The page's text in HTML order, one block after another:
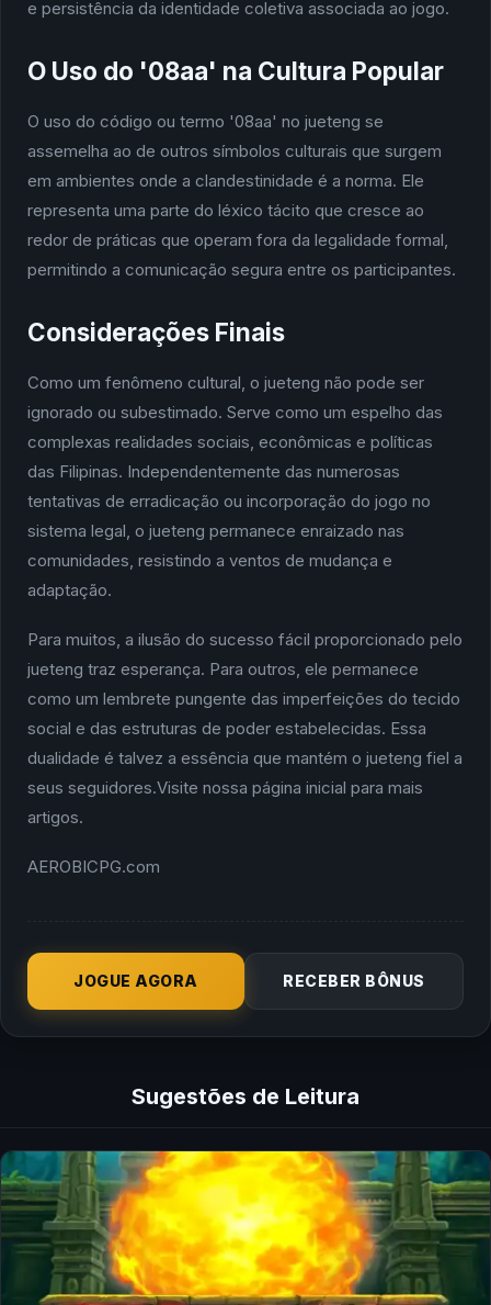
e persistência da identidade coletiva associada ao jogo.
O Uso do '08aa' na Cultura Popular
O uso do código ou termo '08aa' no jueteng se
assemelha ao de outros símbolos culturais que surgem
em ambientes onde a clandestinidade é a norma. Ele
representa uma parte do léxico tácito que cresce ao
redor de práticas que operam fora da legalidade formal,
permitindo a comunicação segura entre os participantes.
Considerações Finais
Como um fenômeno cultural, o jueteng não pode ser
ignorado ou subestimado. Serve como um espelho das
complexas realidades sociais, econômicas e políticas
das Filipinas. Independentemente das numerosas
tentativas de erradicação ou incorporação do jogo no
sistema legal, o jueteng permanece enraizado nas
comunidades, resistindo a ventos de mudança e
adaptação.
Para muitos, a ilusão do sucesso fácil proporcionado pelo
jueteng traz esperança. Para outros, ele permanece
como um lembrete pungente das imperfeições do tecido
social e das estruturas de poder estabelecidas. Essa
dualidade é talvez a essência que mantém o jueteng fiel a
seus seguidores.Visite nossa página inicial para mais
artigos.
AEROBICPG.com
JOGUE AGORA RECEBER BÔNUS
Sugestões de Leitura